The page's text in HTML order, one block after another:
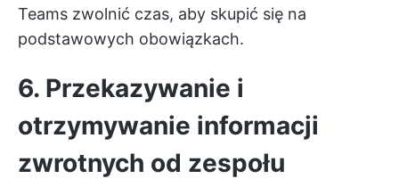
Teams zwolnić czas, aby skupić się na
podstawowych obowiązkach.
6. Przekazywanie i
otrzymywanie informacji
zwrotnych od zespołu